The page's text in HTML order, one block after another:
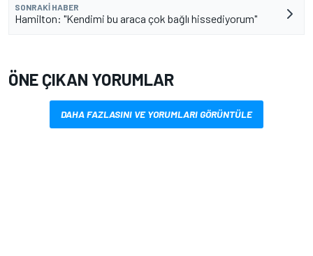
SONRAKI HABER
Hamilton: "Kendimi bu araca çok bağlı hissediyorum"
ÖNE ÇIKAN YORUMLAR
DAHA FAZLASINI VE YORUMLARI GÖRÜNTÜLE